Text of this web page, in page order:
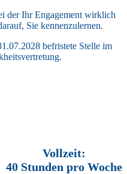
der Ihr Engagement wirklich
Sie kennenzulernen.
befristete Stelle im
Vollzeit:
40 Stunden pro Woche